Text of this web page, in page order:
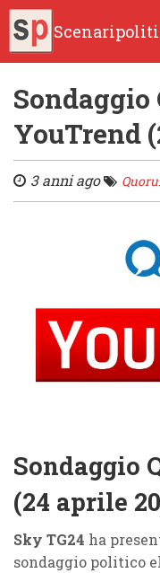
Sondaggio
YouTrend
3 anni ago
Sondaggio
(24 aprile
Sky TG24 ha
sondaggio politico